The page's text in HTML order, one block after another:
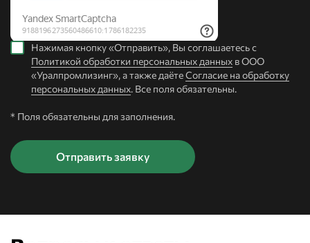
Нажимая кнопку «Отправить», Вы соглашаетесь с
Политикой обработки персональных данных в ООО
«Уралпромлизинг», а также даётеСогласие на обработку
персональных данных. Все поля обязательны.
* Поля обязательны для заполнения.